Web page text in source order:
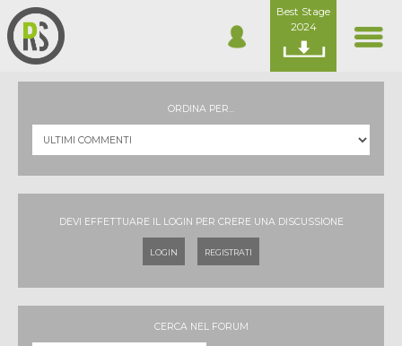
Best Stage
2024
ORDINA PER...
DEVI EFFETTUARE IL LOGIN PER CRERE UNA DISCUSSIONE
LOGIN REGISTRATI
CERCA NEL FORUM